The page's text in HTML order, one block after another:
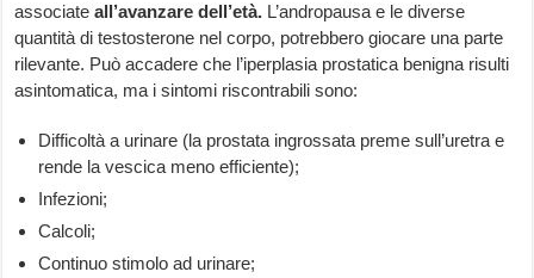
associateall’avanzare dell’età. L’andropausa e le diverse
quantità di testosterone nel corpo, potrebbero giocare una parte
rilevante. Può accadere che l’iperplasia prostatica benigna risulti
asintomatica, ma i sintomi riscontrabili sono:
Difficoltà a urinare (la prostata ingrossata preme sull’uretra e
rende la vescica meno efficiente);
Infezioni;
Calcoli;
Continuo stimolo ad urinare;